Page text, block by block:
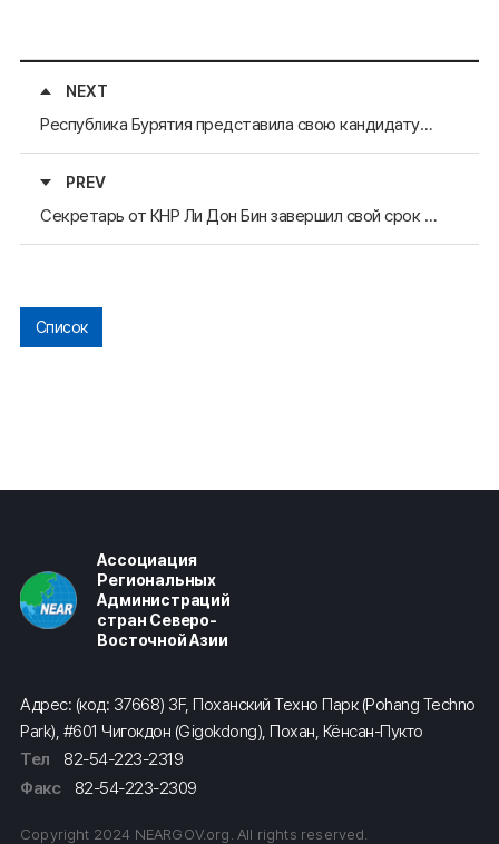
NEXT
Республика Бурятия представила свою кандидатуру в качестве следующего председателя АРАССВА
PREV
Секретарь от КНР Ли Дон Бин завершил свой срок работы в Секретариате
Список
Ассоциация
Региональных
Администраций
стран Северо-
Восточной Азии
Адрес: (код: 37668) 3F, Поханский Техно Парк (Pohang Techno
Park), #601 Чигокдон (Gigokdong), Похан, Кёнсан-Пукто
Тел
82-54-223-2319
Факс
82-54-223-2309
Copyright 2024 NEARGOV.org. All rights reserved.